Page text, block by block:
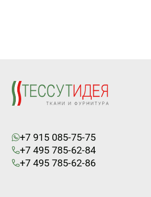
+7 915 085-75-75
+7 495 785-62-84
+7 495 785-62-86